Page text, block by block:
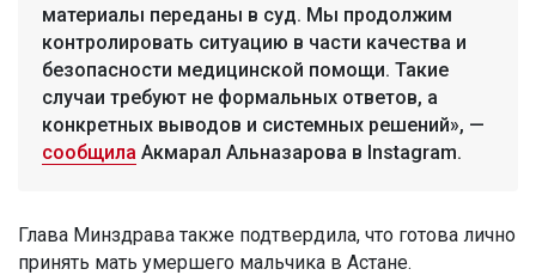
материалы переданы в суд. Мы продолжим
контролировать ситуацию в части качества и
безопасности медицинской помощи. Такие
случаи требуют не формальных ответов, а
конкретных выводов и системных решений», —
сообщила Акмарал Альназарова в Instagram.
Глава Минздрава также подтвердила, что готова лично
принять мать умершего мальчика в Астане.